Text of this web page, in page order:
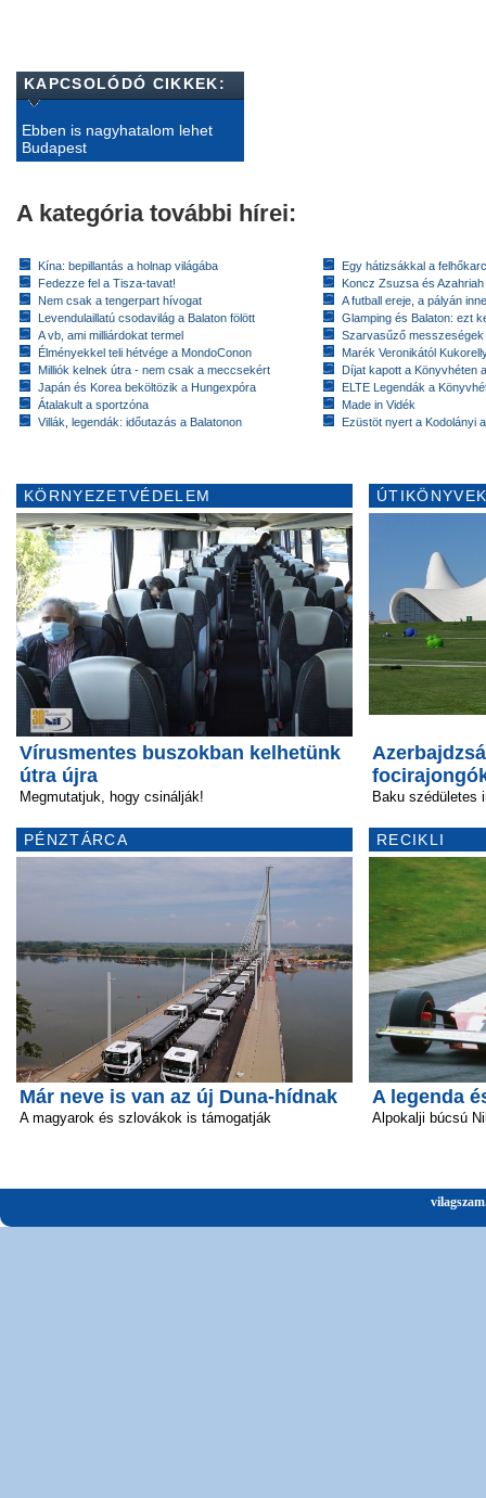
KAPCSOLÓDÓ CIKKEK:
Ebben is nagyhatalom lehet
Budapest
A kategória további hírei:
Kína: bepillantás a holnap világába
Fedezze fel a Tisza-tavat!
Nem csak a tengerpart hívogat
Levendulaillatú csodavilág a Balaton fölött
A vb, ami milliárdokat termel
Élményekkel teli hétvége a MondoConon
Milliók kelnek útra - nem csak a meccsekért
Japán és Korea beköltözik a Hungexpóra
Átalakult a sportzóna
Villák, legendák: időutazás a Balatonon
Egy hátizsákkal a
Koncz Zsuzsa és
A futball ereje, a pályán
Glamping és Balaton: ezt
Szarvasűző messzeségek
Marék Veronikától
Díjat kapott a Könyvhéten
ELTE Legendák a
Made in Vidék
Ezüstöt nyert a Kodolányi
KÖRNYEZETVÉDELEM
Vírusmentes buszokban kelhetünk
útra újra
Megmutatjuk, hogy csinálják!
PÉNZTÁRCA
Már neve is van az új Duna-hídnak
A magyarok és szlovákok is támogatják
Baku szédületes
RECIKLI
A legenda
Alpokalji búcsú